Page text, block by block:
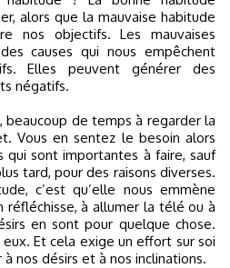
alors que la mauvaise habitude
nos objectifs. Les mauvaises
causes qui nous empêchent
Elles peuvent générer des
négatifs.
beaucoup de temps à regarder la
Vous en sentez le besoin alors
qui sont importantes à faire, sauf
tard, pour des raisons diverses.
c’est qu’elle nous emmène
réfléchisse, à allumer la télé ou à
en sont pour quelque chose.
Et cela exige un effort sur soi
nos désirs et à nos inclinations.